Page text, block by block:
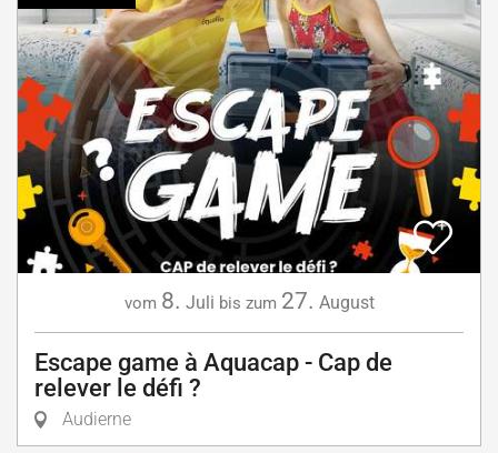
vom 8. Juli bis zum 27. August
Escape game à Aquacap - Cap de
relever le défi ?
Audierne